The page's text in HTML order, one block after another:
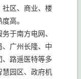
社区、商业、楼
高。
于南方电网、
、广州长隆、中
、路遥医特等多
慧园区、政府机